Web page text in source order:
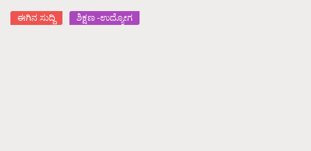
ಈಗಿನ ಸುದ್ದಿ ಶಿಕ್ಷಣ -ಉದ್ಯೋಗ